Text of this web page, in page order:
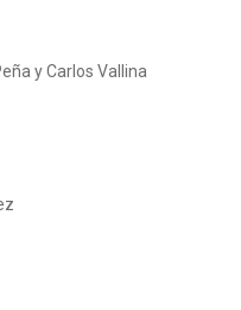
y Carlos Vallina